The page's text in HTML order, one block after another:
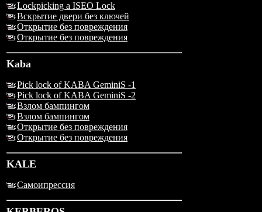
Lockpicking a ISEO Lock
Вскрытие двери без ключей
Открытие без повреждения
Открытие без повреждения
Kaba
Pick lock of KABA GeminiS -1
Pick lock of KABA GeminiS -2
Взлом бампингом
Взлом бампингом
Открытие без повреждения
Открытие без повреждения
KALE
Самоипрессия